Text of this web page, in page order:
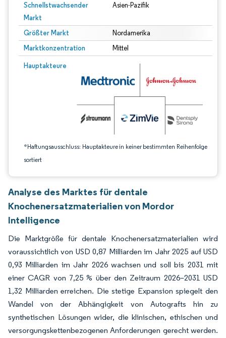
Schnellstwachsender
Markt
Asien-Pazifik
Größter Markt Nordamerika
Marktkonzentration Mittel
Hauptakteure
*Haftungsausschluss: Hauptakteure in keiner bestimmten Reihenfolge
sortiert
Bild © Mordor Intelligence. Wiederverwendung erfordert Namensnennung
Analyse des Marktes für dentale
Knochenersatzmaterialien von Mordor
Intelligence
Die Marktgröße für dentale Knochenersatzmaterialien wird
voraussichtlich von USD 0,87 Milliarden im Jahr 2025 auf USD
0,93 Milliarden im Jahr 2026 wachsen und soll bis 2031 mit
einer CAGR von 7,25 % über den Zeitraum 2026–2031 USD
1,32 Milliarden erreichen. Die stetige Expansion spiegelt den
Wandel von der Abhängigkeit von Autografts hin zu
synthetischen Lösungen wider, die klinischen, ethischen und
versorgungskettenbezogenen Anforderungen gerecht werden.